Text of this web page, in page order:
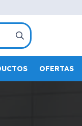
OFERTAS